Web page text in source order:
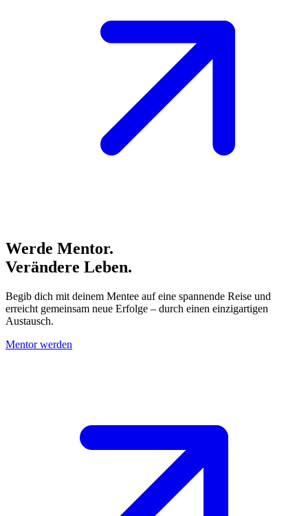
Werde Mentor.
Verändere Leben.
Begib dich mit deinem Mentee auf eine spannende Reise und
erreicht gemeinsam neue Erfolge – durch einen einzigartigen
Austausch.
Mentor werden